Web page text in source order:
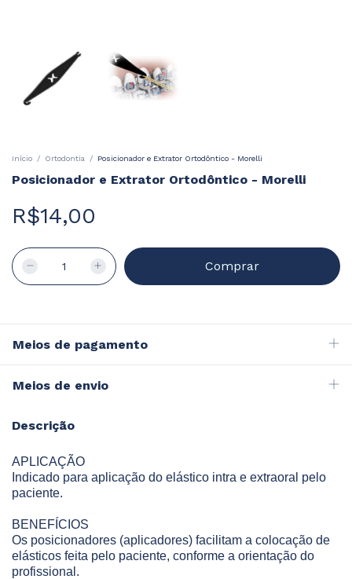
Início / Ortodontia / Posicionador e Extrator Ortodôntico - Morelli
Posicionador e Extrator Ortodôntico - Morelli
R$14,00
Meios de pagamento
Meios de envio
Descrição
APLICAÇÃO
Indicado para aplicação do elástico intra e extraoral pelo
paciente.
BENEFÍCIOS
Os posicionadores (aplicadores) facilitam a colocação de
elásticos feita pelo paciente, conforme a orientação do
profissional.